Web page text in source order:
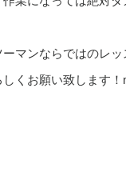
マンならではのレ
くお願い致します！